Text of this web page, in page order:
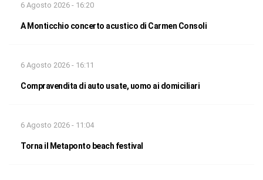
6 Agosto 2026 - 16:20
A Monticchio concerto acustico di Carmen Consoli
6 Agosto 2026 - 16:11
Compravendita di auto usate, uomo ai domiciliari
6 Agosto 2026 - 11:04
Torna il Metaponto beach festival